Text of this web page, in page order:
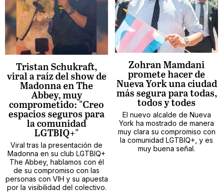
Tristan Schukraft,
viral a raíz del show de
Madonna en The
Abbey, muy
comprometido: "Creo
espacios seguros para
la comunidad
LGTBIQ+"
Viral tras la presentación de
Madonna en su club LGTBIQ+
The Abbey, hablamos con él
de su compromiso con las
personas con VIH y su apuesta
por la visibilidad del colectivo.
Zohran Mamdani
promete hacer de
Nueva York una ciudad
más segura para todas,
todos y todes
El nuevo alcalde de Nueva
York ha mostrado de manera
muy clara su compromiso con
la comunidad LGTBIQ+, y es
muy buena señal.